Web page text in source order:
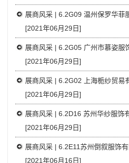
展商风采 | 6.2G09 温州保罗华菲
[2021年06月29日]
[2021年06月29日]
[2021年06月29日]
[2021年06月29日]
展商风采 | 6.2E11苏州倒叙服饰
[2021年06月16日]